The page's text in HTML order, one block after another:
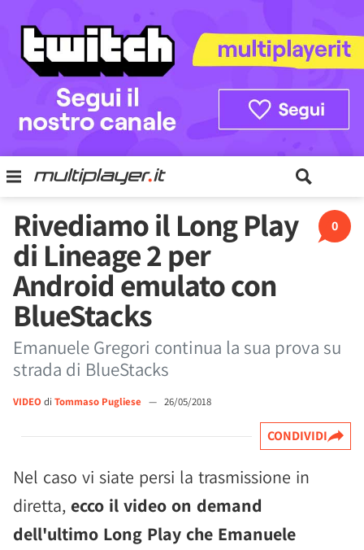
0
Rivediamo il Long Play
di Lineage 2 per
Android emulato con
BlueStacks
Emanuele Gregori continua la sua prova su
strada di BlueStacks
VIDEO di Tommaso Pugliese — 26/05/2018
CONDIVIDI
Nel caso vi siate persi la trasmissione in
diretta, ecco il video on demand
dell'ultimo Long Play che Emanuele